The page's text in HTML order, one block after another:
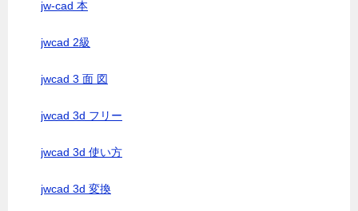
jw-cad 本
jwcad 2級
jwcad 3 面 図
jwcad 3d フリー
jwcad 3d 使い方
jwcad 3d 変換